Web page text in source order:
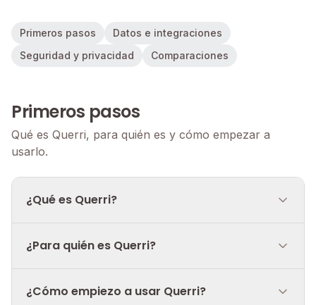
Primeros pasos
Datos e integraciones
Seguridad y privacidad
Comparaciones
Primeros pasos
Qué es Querri, para quién es y cómo empezar a
usarlo.
¿Qué es Querri?
¿Para quién es Querri?
¿Cómo empiezo a usar Querri?